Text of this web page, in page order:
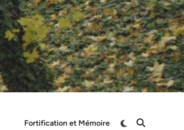
Fortification et Mémoire
Switch
Open